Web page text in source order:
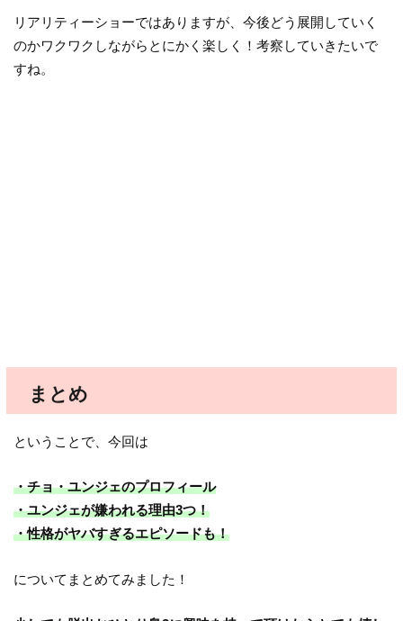
リアリティーショーではありますが、今後どう展開していく
のかワクワクしながらとにかく楽しく！考察していきたいで
すね。
まとめ
ということで、今回は
・チョ・ユンジェのプロフィール
・ユンジェが嫌われる理由3つ！
・性格がヤバすぎるエピソードも！
についてまとめてみました！